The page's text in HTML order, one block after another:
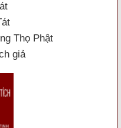
Thọ Phật
giả